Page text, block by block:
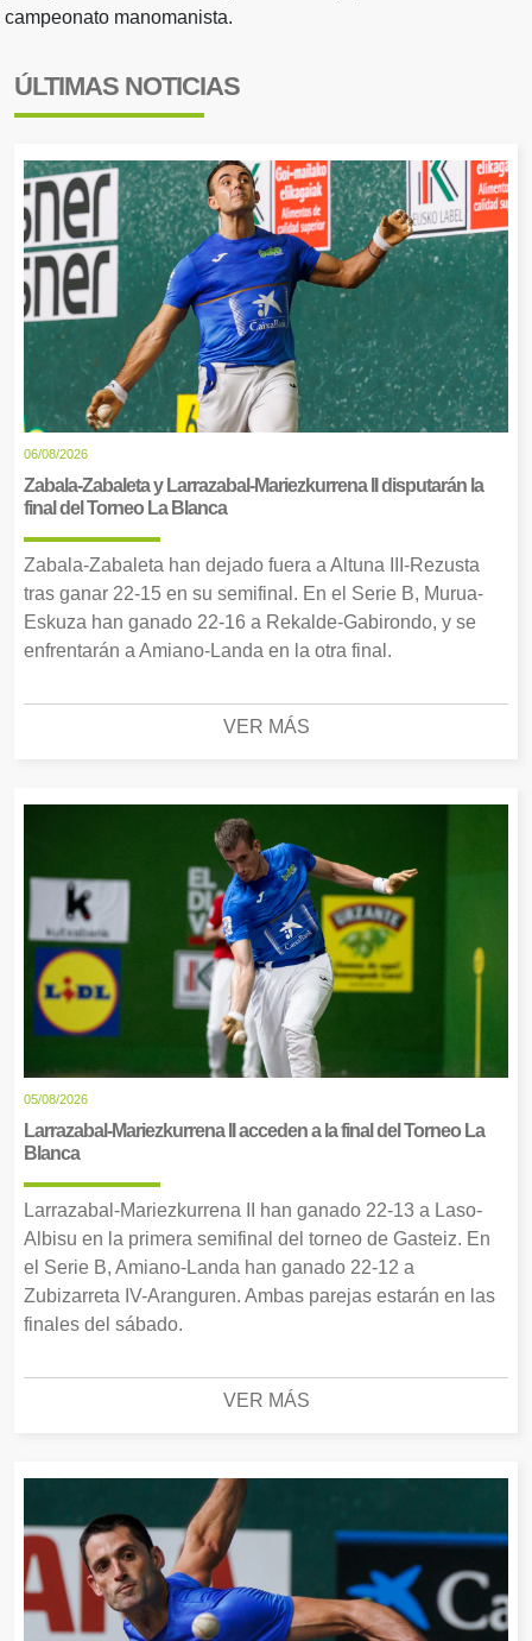
campeonato manomanista.
ÚLTIMAS NOTICIAS
06/08/2026
Zabala-Zabaleta y Larrazabal-Mariezkurrena II disputarán la
final del Torneo La Blanca
Zabala-Zabaleta han dejado fuera a Altuna III-Rezusta
tras ganar 22-15 en su semifinal. En el Serie B, Murua-
Eskuza han ganado 22-16 a Rekalde-Gabirondo, y se
enfrentarán a Amiano-Landa en la otra final.
VER MÁS
05/08/2026
Larrazabal-Mariezkurrena II acceden a la final del Torneo La
Blanca
Larrazabal-Mariezkurrena II han ganado 22-13 a Laso-
Albisu en la primera semifinal del torneo de Gasteiz. En
el Serie B, Amiano-Landa han ganado 22-12 a
Zubizarreta IV-Aranguren. Ambas parejas estarán en las
finales del sábado.
VER MÁS